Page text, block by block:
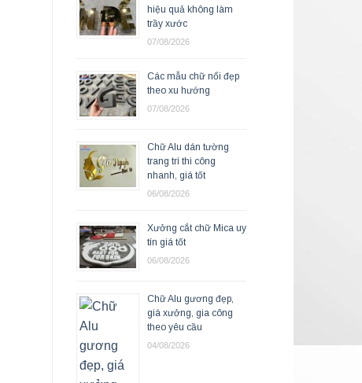
hiệu quả không làm
trầy xước
07/08/2026
Các mẫu chữ nổi đẹp
theo xu hướng
07/08/2026
Chữ Alu dán tường
trang trí thi công
nhanh, giá tốt
06/08/2026
Xưởng cắt chữ Mica uy
tín giá tốt
06/08/2026
Chữ Alu gương đẹp,
giá xưởng, gia công
theo yêu cầu
04/08/2026